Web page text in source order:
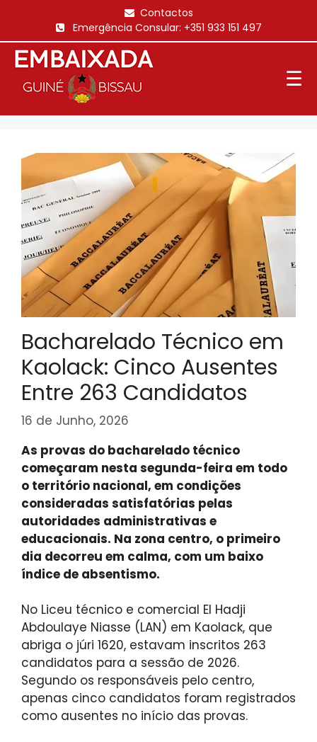
o
conteúdo
Contactos
Emergência Consular: +351 933 151 497
☰
Bacharelado Técnico em
Kaolack: Cinco Ausentes
Entre 263 Candidatos
16 de Junho, 2026
As provas do bacharelado técnico
começaram nesta segunda-feira em todo
o território nacional, em condições
consideradas satisfatórias pelas
autoridades administrativas e
educacionais. Na zona centro, o primeiro
dia decorreu em calma, com um baixo
índice de absentismo.
No Liceu técnico e comercial El Hadji
Abdoulaye Niasse (LAN) em Kaolack, que
abriga o júri 1620, estavam inscritos 263
candidatos para a sessão de 2026.
Segundo os responsáveis pelo centro,
apenas cinco candidatos foram registrados
como ausentes no início das provas.